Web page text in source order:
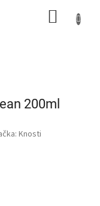
200ml
Knosti